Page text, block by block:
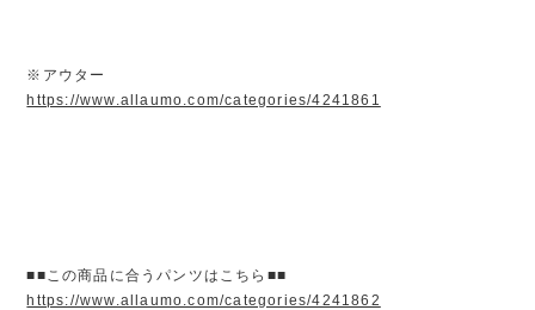
※アウター
https://www.allaumo.com/categories/4241861
■■この商品に合うパンツはこちら■■
https://www.allaumo.com/categories/4241862